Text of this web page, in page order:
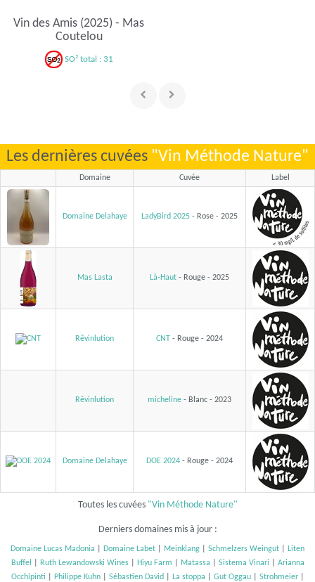
Vin des Amis (2025) - Mas
Coutelou
SO² total : 31
Les dernières cuvées "Vin Méthode Nature"
Domaine Cuvée Label
Domaine Delahaye LadyBird 2025 - Rose - 2025
Mas Lasta Là-Haut - Rouge - 2025
Rêvinlution CNT - Rouge - 2024
Rêvinlution micheline - Blanc - 2023
Domaine Delahaye DOE 2024 - Rouge - 2024
Toutes les cuvées "Vin Méthode Nature"
Derniers domaines mis à jour :
Domaine Lucas Madonia Domaine Labet Meinklang Schmelzers Weingut
Liten
Buffel
Ruth Lewandowski Wines Hiyu Farm Matassa Sistema Vinari
Arianna
Occhipinti
Philippe Kuhn Sébastien David La stoppa Gut Oggau Strohmeier